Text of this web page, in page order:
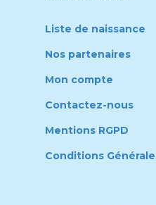
Liste de naissance
Nos partenaires
Mon compte
Contactez-nous
Mentions RGPD
Conditions